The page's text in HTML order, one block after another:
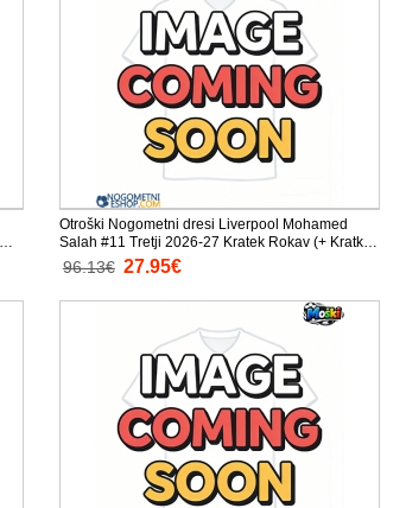
Otroški Nogometni dresi Liverpool Mohamed
Salah #11 Tretji 2026-27 Kratek Rokav (+ Kratke
hlače)
96.13€ 27.95€